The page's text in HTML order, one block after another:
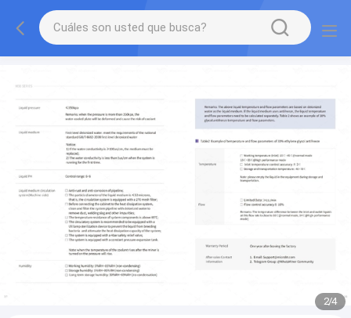
2/4